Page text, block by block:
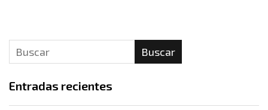
Buscar
Entradas recientes